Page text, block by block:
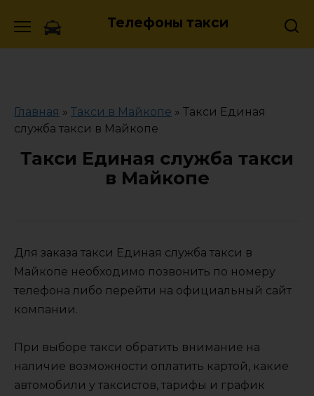
Телефоны такси
Главная » Такси в Майкопе » Такси Единая
служба такси в Майкопе
Такси Единая служба такси
в Майкопе
Для заказа такси Единая служба такси в
Майкопе необходимо позвонить по номеру
телефона либо перейти на официальный сайт
компании.
При выборе такси обратить внимание на
наличие возможности оплатить картой, какие
автомобили у таксистов, тарифы и график